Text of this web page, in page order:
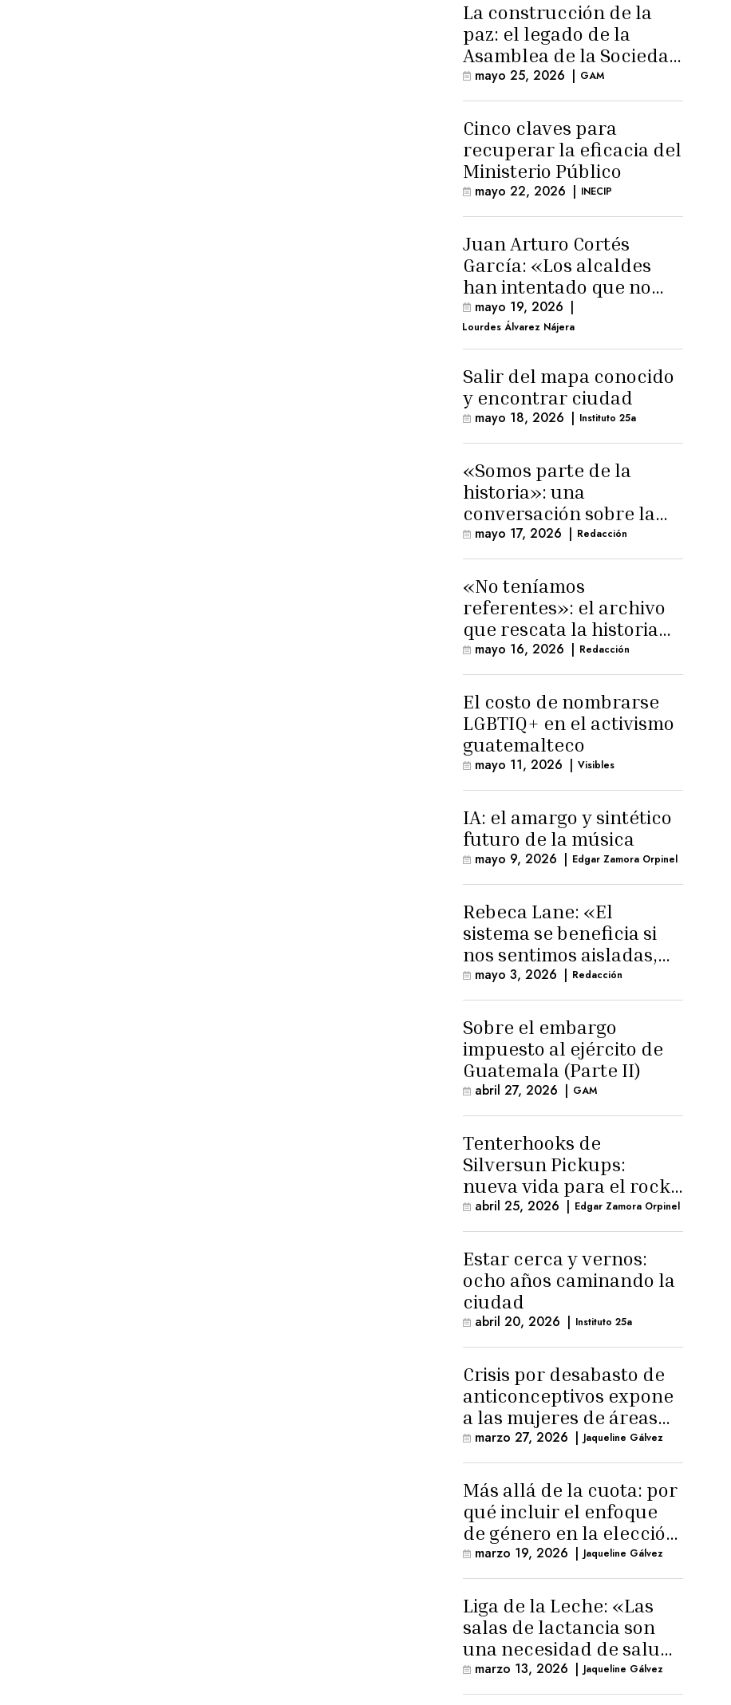
La construcción de la
paz: el legado de la
Asamblea de la Sociedad
Civil
mayo 25, 2026 | GAM
Cinco claves para
recuperar la eficacia del
Ministerio Público
mayo 22, 2026 | INECIP
Juan Arturo Cortés
García: «Los alcaldes
han intentado que no
exista el terreno
comunal»
mayo 19, 2026 |
Lourdes Álvarez Nájera
Salir del mapa conocido
y encontrar ciudad
mayo 18, 2026 | Instituto 25a
«Somos parte de la
historia»: una
conversación sobre la
memoria trans
masculina
mayo 17, 2026 | Redacción
«No teníamos
referentes»: el archivo
que rescata la historia
trans masculina en
Latinoamérica
mayo 16, 2026 | Redacción
El costo de nombrarse
LGBTIQ+ en el activismo
guatemalteco
mayo 11, 2026 | Visibles
IA: el amargo y sintético
futuro de la música
mayo 9, 2026 | Edgar Zamora Orpinel
Rebeca Lane: «El
sistema se beneficia si
nos sentimos aisladas,
sin esperanza o espacio
para la ternura»
mayo 3, 2026 | Redacción
Sobre el embargo
impuesto al ejército de
Guatemala (Parte II)
abril 27, 2026 | GAM
Tenterhooks de
Silversun Pickups:
nueva vida para el rock
alternativo
abril 25, 2026 | Edgar Zamora Orpinel
Estar cerca y vernos:
ocho años caminando la
ciudad
abril 20, 2026 | Instituto 25a
Crisis por desabasto de
anticonceptivos expone
a las mujeres de áreas
rurales
marzo 27, 2026 | Jaqueline Gálvez
Más allá de la cuota: por
qué incluir el enfoque
de género en la elección
de Fiscal General
marzo 19, 2026 | Jaqueline Gálvez
Liga de la Leche: «Las
salas de lactancia son
una necesidad de salud
pública»
marzo 13, 2026 | Jaqueline Gálvez